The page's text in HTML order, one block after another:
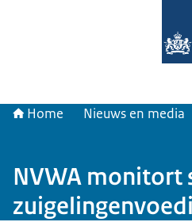
Home Nieuws en media
NVWA monitort